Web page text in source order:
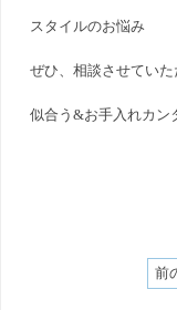
スタイルのお悩み
ぜひ、相談させていた
似合う&お手入れカ
前